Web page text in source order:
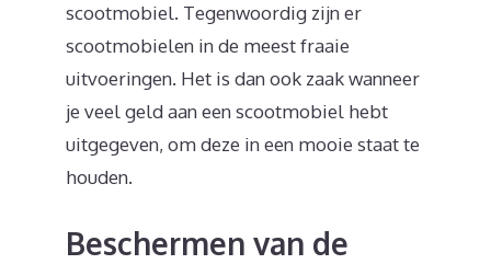
scootmobiel. Tegenwoordig zijn er
scootmobielen in de meest fraaie
uitvoeringen. Het is dan ook zaak wanneer
je veel geld aan een scootmobiel hebt
uitgegeven, om deze in een mooie staat te
houden.
Beschermen van de